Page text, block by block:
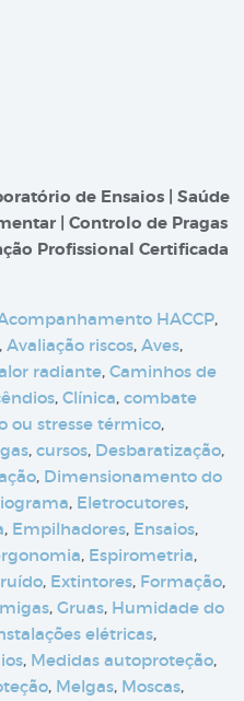
de Ensaios | Saúde
| Controlo de Pragas
Profissional Certificada
HACCP,
, Avaliação riscos, Aves,
radiante, Caminhos de
, Clínica, combate
ou stresse térmico,
, cursos, Desbaratização,
, Dimensionamento do
, Eletrocutores,
, Empilhadores, Ensaios,
, Espirometria,
, Extintores, Formação,
, Gruas, Humidade do
elétricas,
, Medidas autoproteção,
, Melgas, Moscas,